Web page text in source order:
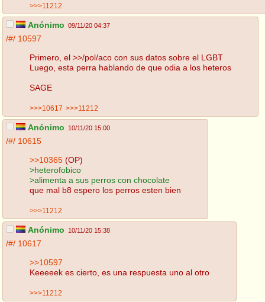
>>>11212
Anónimo 09/11/20 04:37
/#/ 10597
Primero, el >>/pol/aco con sus datos sobre el LGBT
Luego, esta perra hablando de que odia a los heteros
SAGE
>>>10617 >>>11212
Anónimo 10/11/20 15:00
/#/ 10615
>>10365 (OP)
>heterofobico
>alimenta a sus perros con chocolate
que mal b8 espero los perros esten bien
>>>11212
Anónimo 10/11/20 15:38
/#/ 10617
>>10597
Keeeeek es cierto, es una respuesta uno al otro
>>>11212